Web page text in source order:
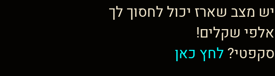
יש מצב שארז יכול לחסוך לך
אלפי שקלים!
סקפטי? לחץ כאן